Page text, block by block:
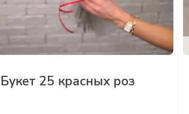
Букет 25 красных роз